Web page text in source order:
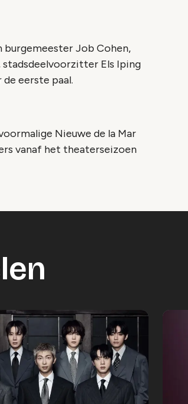
burgemeester Job Cohen,
stadsdeelvoorzitter Els Iping
eerste paal.
Nieuwe de la Mar
vanaf het theaterseizoen